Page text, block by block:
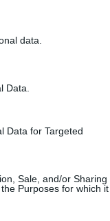
data.
Data.
Data for Targeted
Sale, and/or Sharing
Purposes for which it